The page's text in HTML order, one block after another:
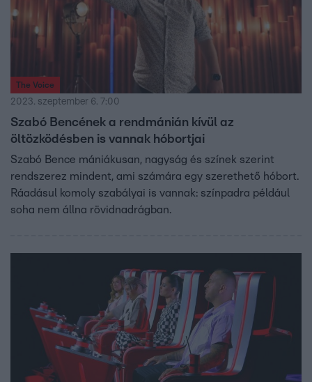
The Voice
2023. szeptember 6. 7:00
Szabó Bencének a rendmánián kívül az
öltözködésben is vannak hóbortjai
Szabó Bence mániákusan, nagyság és színek szerint
rendszerez mindent, ami számára egy szerethető hóbort.
Ráadásul komoly szabályai is vannak: színpadra például
soha nem állna rövidnadrágban.